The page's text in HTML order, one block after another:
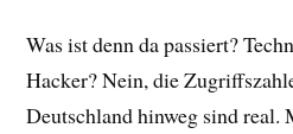
Was ist denn da passiert?
Hacker? Nein, die
Deutschland hinweg sind